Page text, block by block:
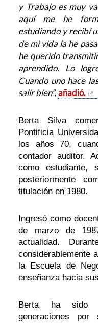
y Trabajo es muy
aquí me he
estudiando y recibí
de mi vida la he
he querido
aprendido. Lo
Cuando uno hace
salir bien”,añadió.
Berta Silva
Pontificia
los años 70,
contador auditor.
como estudiante,
posteriormente
titulación en 1980.
Ingresó como
de marzo de
actualidad.
considerablemente
la Escuela de
enseñanza hacia
Berta ha sido
generaciones por